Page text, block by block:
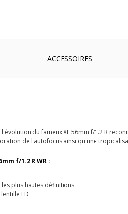
ACCESSOIRES
l'évolution du fameux XF 56mm f/1.2 R
de l'autofocus ainsi qu'une
f/1.2 R WR :
plus hautes définitions
ED